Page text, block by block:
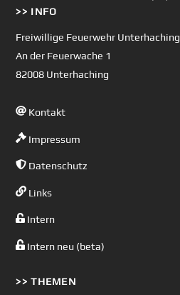
>> INFO
Freiwillige Feuerwehr Unterhaching
An der Feuerwache 1
82008 Unterhaching
Kontakt
Impressum
Datenschutz
Links
Intern
Intern neu (beta)
>> THEMEN